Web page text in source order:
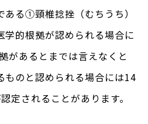
る①頸椎捻挫（むちうち）
学的根拠が認められる場合に
があるとまでは言えなくと
ものと認められる場合には14
定されることがあります。